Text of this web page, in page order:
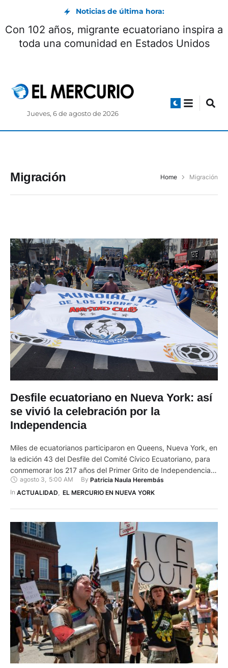
Noticias de última hora:
Con 102 años, migrante ecuatoriano inspira a
toda una comunidad en Estados Unidos
Jueves, 6 de agosto de 2026
Migración Home Migración
Desfile ecuatoriano en Nueva York: así
se vivió la celebración por la
Independencia
Miles de ecuatorianos participaron en Queens, Nueva York, en
la edición 43 del Desfile del Comité Cívico Ecuatoriano, para
conmemorar los 217 años del Primer Grito de Independencia.
La jornada reunió el 2 de agosto de 2026 a delegaciones de
distintas provincias, grupos culturales y familias residentes en
agosto 3, 5:00 AM By Patricia Naula Herembás
In ACTUALIDAD EL MERCURIO EN NUEVA YORK